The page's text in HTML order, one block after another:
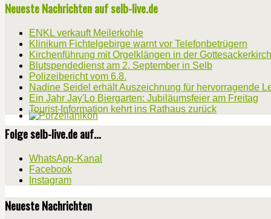
Neueste Nachrichten auf selb-live.de
ENKL verkauft Meilerkohle
Klinikum Fichtelgebirge warnt vor Telefonbetrügern
Kirchenführung mit Orgelklängen in der
Blutspendedienst am 2. September in Selb
Polizeibericht vom 6.8.
Nadine Seidel erhält Auszeichnung für hervorragende
Ein Jahr Jay'Lo Biergarten: Jubiläumsfeier am Freitag
Tourist-Information kehrt ins Rathaus zurück
Folge selb-live.de auf...
WhatsApp-Kanal
Facebook
Instagram
Neueste Nachrichten